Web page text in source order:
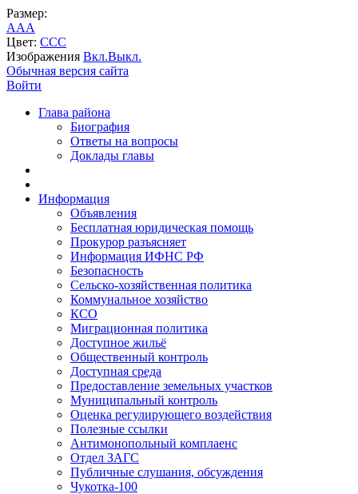
Размер:
AAA
Цвет: CCC
Изображения Вкл.Выкл.
Обычная версия сайта
Войти
Глава района
Биография
Ответы на вопросы
Доклады главы
Информация
Объявления
Бесплатная юридическая помощь
Прокурор разъясняет
Информация ИФНС РФ
Безопасность
Сельско-хозяйственная политика
Коммунальное хозяйство
КСО
Миграционная политика
Доступное жильё
Общественный контроль
Доступная среда
Предоставление земельных участков
Муниципальный контроль
Оценка регулирующего воздействия
Полезные ссылки
Антимонопольный комплаенс
Отдел ЗАГС
Публичные слушания, обсуждения
Чукотка-100